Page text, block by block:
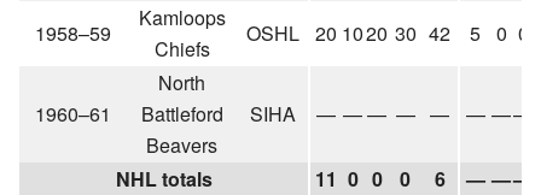
1958–59
Kamloops
Chiefs
OSHL 20 1020 30 42 5 0 0
1960–61
North
Battleford
Beavers
SIHA — —— — — — ——
NHL totals 11 0 0 0 6 — ——